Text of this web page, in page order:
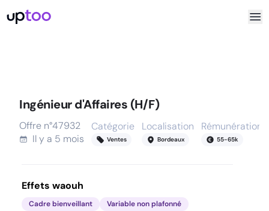
Ingénieur d'Affaires (H/F)
Offre n°47932
Il y a 5 mois
Catégorie
Ventes
Localisation
Bordeaux
Rémunération
55-65k
Effets waouh
Cadre bienveillant
Variable non plafonné